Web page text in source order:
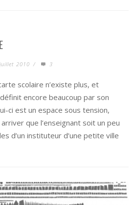
2010 / 3
scolaire n’existe plus, et
encore beaucoup par son
ci est un espace sous tension,
que l’enseignant soit un peu
d’un instituteur d’une petite ville